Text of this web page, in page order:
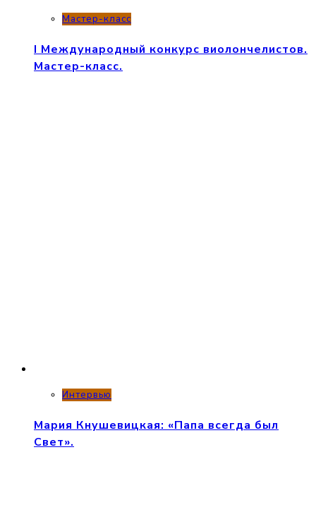
Мастер-класс
I Международный конкурс виолончелистов.
Мастер-класс.
Интервью
Мария Кнушевицкая: «Папа всегда был
Свет».